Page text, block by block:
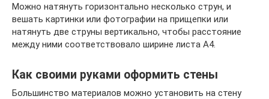
Можно натянуть горизонтально несколько струн, и
вешать картинки или фотографии на прищепки или
натянуть две струны вертикально, чтобы расстояние
между ними соответствовало ширине листа А4.
Как своими руками оформить стены
Большинство материалов можно установить на стену